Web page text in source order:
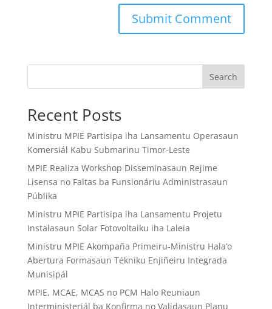
Search
Recent Posts
Ministru MPIE Partisipa iha Lansamentu Operasaun
Komersiál Kabu Submarinu Timor-Leste
MPIE Realiza Workshop Disseminasaun Rejime
Lisensa no Faltas ba Funsionáriu Administrasaun
Públika
Ministru MPIE Partisipa iha Lansamentu Projetu
Instalasaun Solar Fotovoltaiku iha Laleia
Ministru MPIE Akompaña Primeiru-Ministru Hala’o
Abertura Formasaun Tékniku Enjiñeiru Integrada
Munisipál
MPIE, MCAE, MCAS no PCM Halo Reuniaun
Interministeriál ba Konfirma no Validasaun Planu